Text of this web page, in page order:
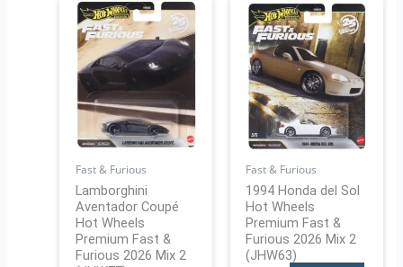
Fast & Furious
Lamborghini
Aventador Coupé
Hot Wheels
Premium Fast &
Furious 2026 Mix 2
Fast & Furious
1994 Honda del Sol
Hot Wheels
Premium Fast &
Furious 2026 Mix 2
(JHW63)